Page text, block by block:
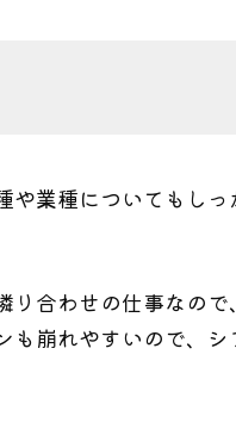
業種についてもし
合わせの仕事なの
崩れやすいので、